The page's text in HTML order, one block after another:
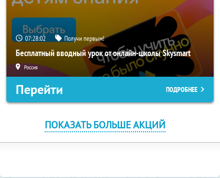
07:28:02 Получи первым!
Бесплатный вводный урок от онлайн-школы Skysmart
Россия
Перейти ПОДРОБНЕЕ
ПОКАЗАТЬ БОЛЬШЕ АКЦИЙ